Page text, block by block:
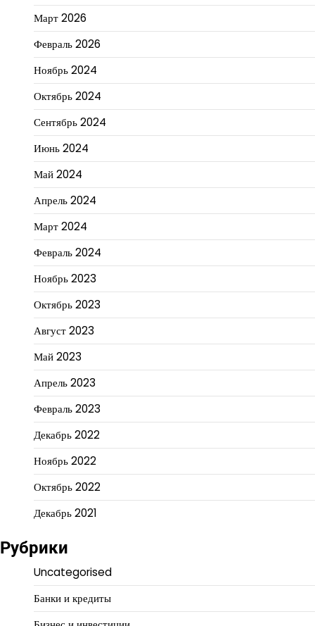
Март 2026
Февраль 2026
Ноябрь 2024
Октябрь 2024
Сентябрь 2024
Июнь 2024
Май 2024
Апрель 2024
Март 2024
Февраль 2024
Ноябрь 2023
Октябрь 2023
Август 2023
Май 2023
Апрель 2023
Февраль 2023
Декабрь 2022
Ноябрь 2022
Октябрь 2022
Декабрь 2021
Рубрики
Uncategorised
Банки и кредиты